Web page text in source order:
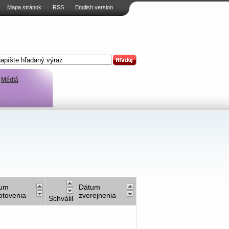
Mapa stránok RSS English version
Médiá
Schválil
Dátum
zverejnenia